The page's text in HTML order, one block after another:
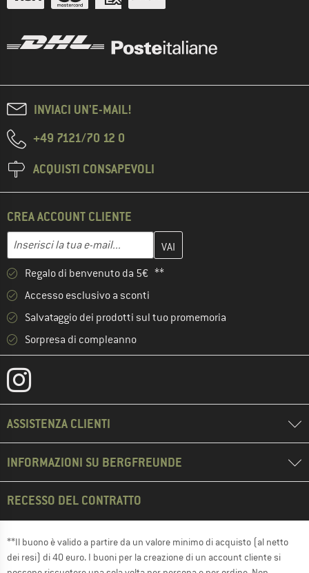
INVIACI UN'E-MAIL!
+49 7121/70 12 0
ACQUISTI CONSAPEVOLI
CREA ACCOUNT CLIENTE
Indirizzo e-mail
Inserisci qui il tuo indirizzo e-mail e crea il tuo account cliente
Regalo di benvenuto da 5€ **
Accesso esclusivo a sconti
Salvataggio dei prodotti sul tuo promemoria
Sorpresa di compleanno
ASSISTENZA CLIENTI
INFORMAZIONI SU BERGFREUNDE
RECESSO DEL CONTRATTO
**Il buono è valido a partire da un valore minimo di acquisto (al netto
dei resi) di 40 euro. I buoni per la creazione di un account cliente si